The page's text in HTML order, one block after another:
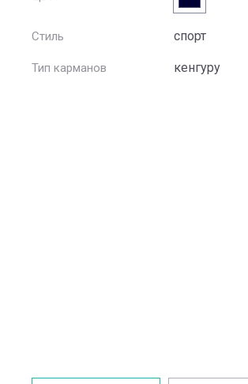
Стиль спорт
Тип карманов кенгуру